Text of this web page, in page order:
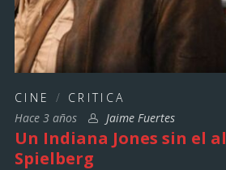
CINE / CRITICA
Hace 3 años
Jaime Fuertes
Un Indiana Jones sin el
Spielberg